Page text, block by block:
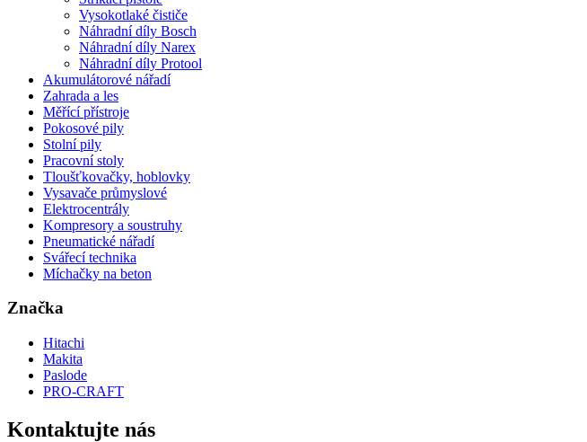
Vysokotlaké čističe
Náhradní díly Bosch
Náhradní díly Narex
Náhradní díly Protool
Akumulátorové nářadí
Zahrada a les
Měřící přístroje
Pokosové pily
Stolní pily
Pracovní stoly
Tloušťkovačky, hoblovky
Vysavače průmyslové
Elektrocentrály
Kompresory a soustruhy
Pneumatické nářadí
Svářecí technika
Míchačky na beton
Značka
Hitachi
Makita
Paslode
PRO-CRAFT
Kontaktujte nás